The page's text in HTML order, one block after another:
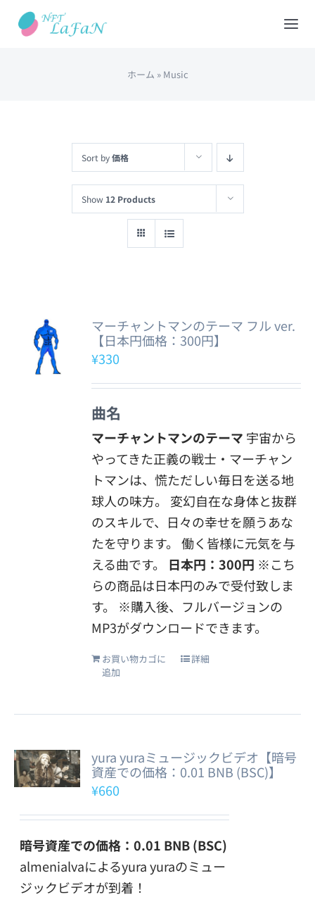
Skip
HOME
NFTショップ
REDEEM(現物と交換)
ホーム » Music
Sort by価格
Show 12 Products
マーチャントマンのテーマ フル ver.
【日本円価格：300円】
¥330
曲名
マーチャントマンのテーマ 宇宙から
やってきた正義の戦士・マーチャン
トマンは、慌ただしい毎日を送る地
球人の味方。 変幻自在な身体と抜群
のスキルで、日々の幸せを願うあな
たを守ります。 働く皆様に元気を与
える曲です。 日本円：300円 ※こち
らの商品は日本円のみで受付致しま
す。 ※購入後、フルバージョンの
MP3がダウンロードできます。
お買い物カゴに
追加
詳細
yura yuraミュージックビデオ【暗号
資産での価格：0.01 BNB (BSC)】
¥660
暗号資産での価格：0.01 BNB (BSC)
almenialvaによるyura yuraのミュー
ジックビデオが到着！